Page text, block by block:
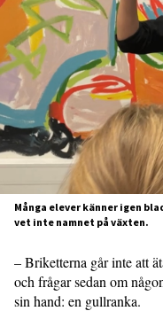
Många elever känner igen
vet inte namnet på växten.
– Briketterna går inte att
och frågar sedan om
sin hand: en gullranka.